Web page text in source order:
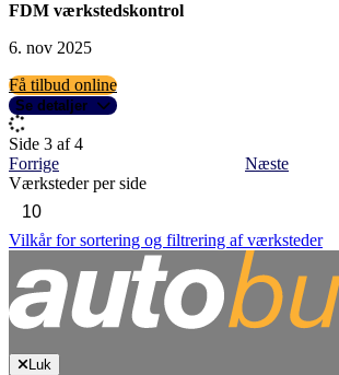
FDM værkstedskontrol
6. nov 2025
Få tilbud online
Se detaljer
Side 3 af 4
Forrige
Næste
Værksteder per side
Vilkår for sortering og filtrering af værksteder
Luk